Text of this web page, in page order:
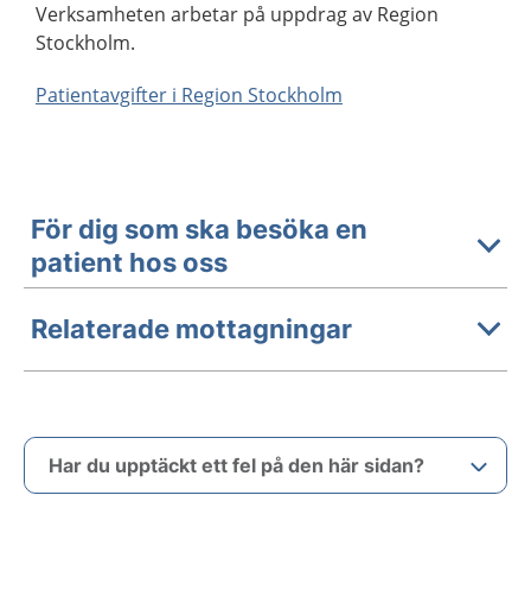
Verksamheten arbetar på uppdrag av Region
Stockholm.
Patientavgifter i Region Stockholm
För dig som ska besöka en
patient hos oss
Relaterade mottagningar
Har du upptäckt ett fel på den här sidan?